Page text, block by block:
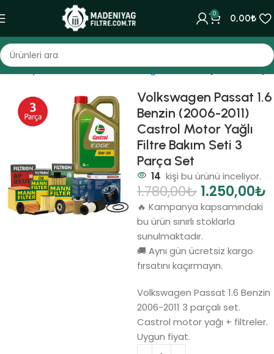
0 0,00₺
Ana Sayfa Bakım Setleri Volkswagen Passat (2005-2010)
Volkswagen Passat 1.6
Benzin (2006-2011)
Castrol Motor Yağlı
Filtre Bakım Seti 3
Parça Set
14 kişi bu ürünü inceliyor.
1.780,00₺ 1.250,00₺
🔥 Kampanya kapsamındaki
bu ürün sınırlı stoklarla
sunulmaktadır.
🚚 Aynı gün ücretsiz kargo
fırsatını kaçırmayın.
Volkswagen Passat 1.6 Benzin
2006-2011 3 parçalı set.
Castrol motor yağı + filtreler.
Uygun fiyat.
Alternative: